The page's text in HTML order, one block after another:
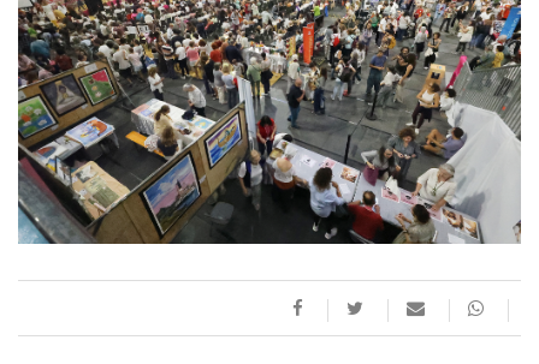
“LA VIDA ÉS COM LA MAR: SEMPRE BUSCA L’EQUILIBRI”
NOVETATS DISCOGRÀFIQUES
EL CLÀSSIC | ELS 3 TAMBORS
TEMÀTIQUES
()